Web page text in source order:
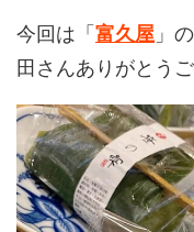
今回は「富久屋 」
田さんありがとう